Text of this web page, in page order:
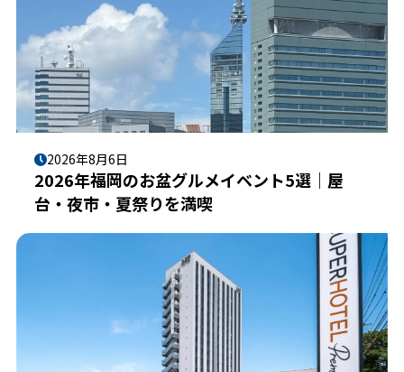
2026年8月6日
2026年福岡のお盆グルメイベント5選｜屋
台・夜市・夏祭りを満喫